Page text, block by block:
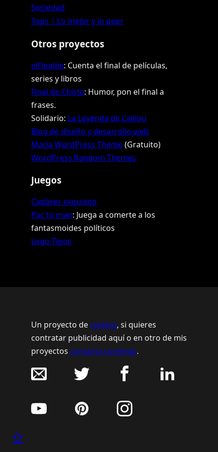
Sociedad
Tops | Lo mejor y lo peor
Otros proyectos
elFinalde: Cuenta el final de películas,
series y libros
Final de Chiste: Humor, pon el final a
frases.
Solidario: La Leyenda de Caillou
Blog de diseño y desarrollo web
Marla WordPress Theme(Gratuito)
WordPress Random Themes
Juegos
Cadáver exquisito
Pac to man: Juega a comerte a los
fantasmoides políticos
Logo-Tipos
⇧
Un proyecto de ceslava, si quieres
contratar publicidad aquí o en otro de mis
proyectos contacta conmigo.